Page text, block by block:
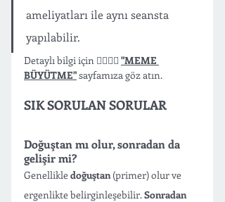
ameliyatları ile aynı seansta
yapılabilir.
Detaylı bilgi için 👉🏻👉🏻 "MEME
BÜYÜTME"sayfamıza göz atın.
SIK SORULAN SORULAR
Doğuştan mı olur, sonradan da
gelişir mi?
Genellikle doğuştan (primer) olur ve
ergenlikte belirginleşebilir. Sonradan